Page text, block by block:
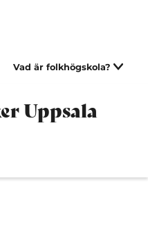
Vad är folkhögskola?
Uppsala